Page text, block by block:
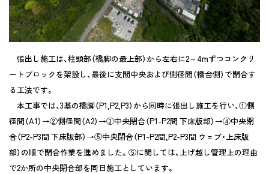
張出し施工は、柱頭部（橋脚の最上部）から左右に2～4mずつコンクリ
ートブロックを架設し、最後に支間中央および側径間（橋台側）で閉合す
る工法です。
本工事では、3基の橋脚（P1,P2,P3）から同時に張出し施工を行い、①側
径間（A1）→②側径間（A2）→③中央閉合（P1-P2間 下床版部）→④中央閉
合（P2-P3間 下床版部）→⑤中央閉合（P1-P2間,P2-P3間 ウェブ・上床版
部）の順で閉合作業を進めました。⑤に関しては、上げ越し管理上の理由
で2か所の中央閉合部を同日施工としています。